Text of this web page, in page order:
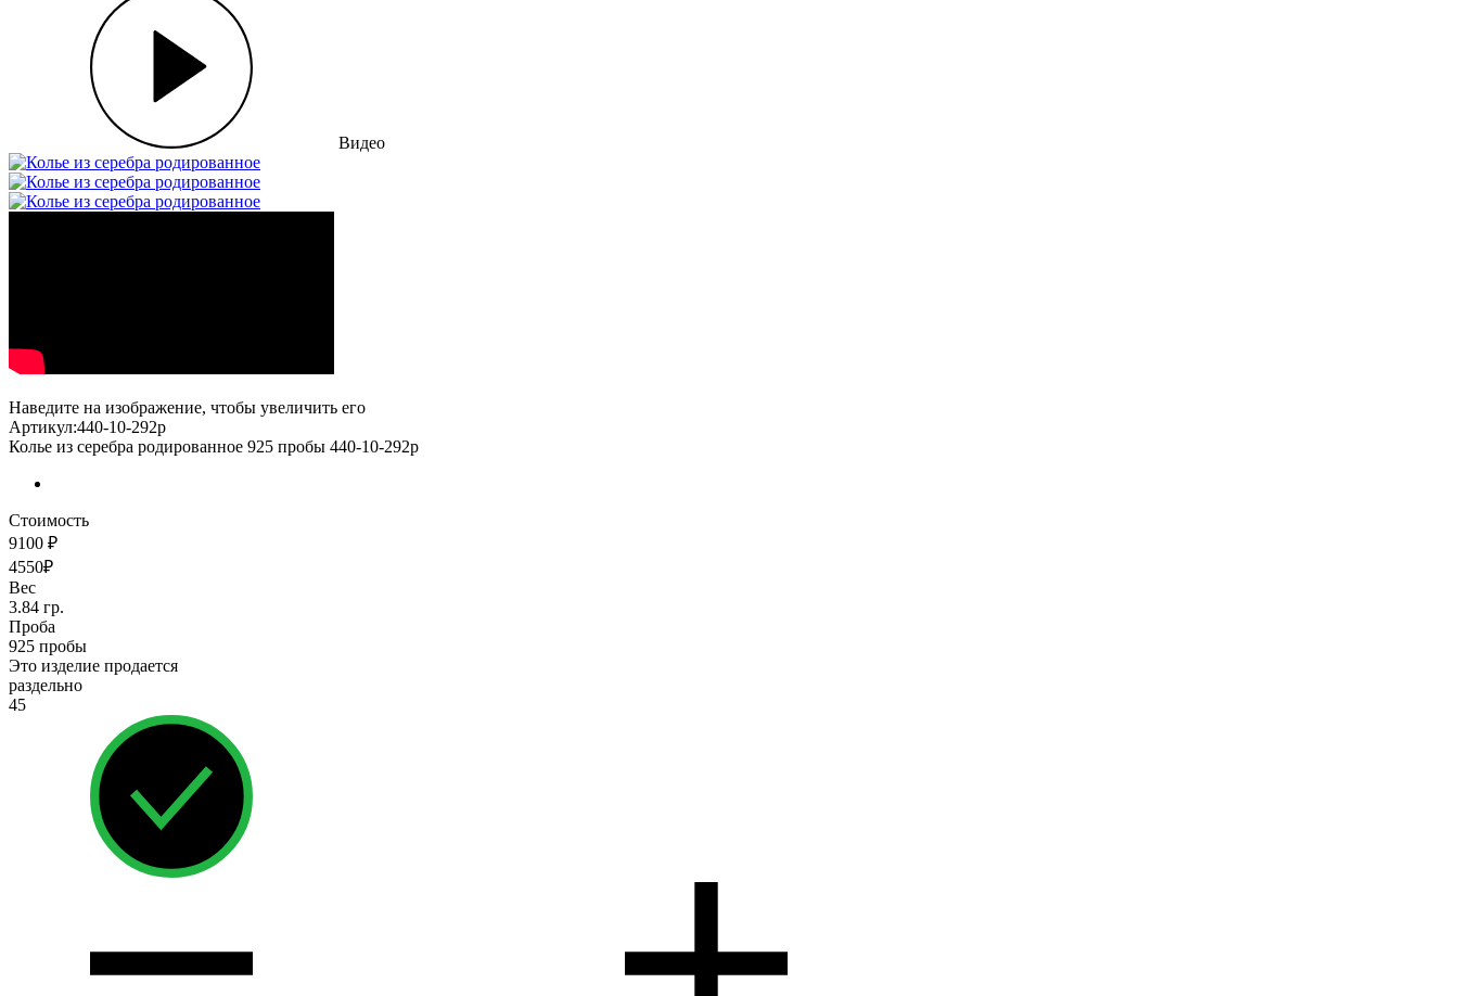
Видео
Наведите на изображение, чтобы увеличить его
Артикул:440-10-292р
Колье из серебра родированное 925 пробы 440-10-292р
Стоимость
9100 ₽
4550₽
Вес
3.84 гр.
Проба
925 пробы
Это изделие продается
раздельно
45